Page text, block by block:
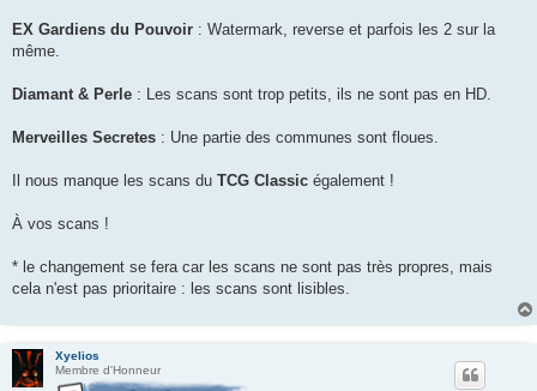
EX Gardiens du Pouvoir : Watermark, reverse et parfois les 2 sur la
même.
Diamant & Perle : Les scans sont trop petits, ils ne sont pas en HD.
Merveilles Secretes : Une partie des communes sont floues.
Il nous manque les scans du TCG Classic également !
À vos scans !
* le changement se fera car les scans ne sont pas très propres, mais
cela n'est pas prioritaire : les scans sont lisibles.
Xyelios
Membre d'Honneur